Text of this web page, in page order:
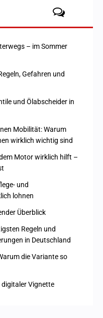
– im Sommer
Gefahren und
und Ölabscheider in
Mobilität: Warum
wirklich wichtig sind
Motor wirklich hilft –
und
lohnen
Überblick
Regeln und
in Deutschland
die Variante so
digitaler Vignette